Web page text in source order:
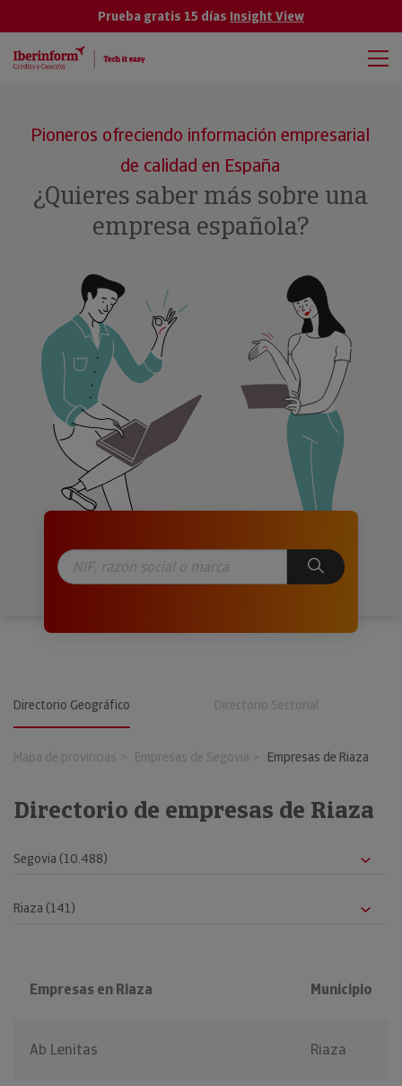
Prueba gratis 15 días Insight View
Pioneros ofreciendo información empresarial
de calidad en España
¿Quieres saber más sobre una
empresa española?
Directorio Geográfico Directorio Sectorial
Mapa de provincias Empresas de Segovia Empresas de Riaza
Directorio de empresas de Riaza
Empresas en Riaza Municipio
Ab Lenitas Riaza